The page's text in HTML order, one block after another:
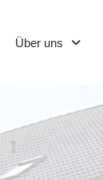
Über uns